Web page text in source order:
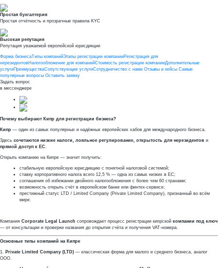
Простая бухгалтерия
Простая отчётность и прозрачные правила KYC
Высокая репутация
Репутация уважаемой европейской юрисдикции
Форма бизнесаТипы компанийЭтапы регистрации компанииРегистрация для
нерезидентовНалогообложение для компанийСтоимость регистрации компанииДополнительные
услугиПреимуществаСопутствующие услугиСотрудничество с нами Отзывы и кейсы Самые
популярные вопросы Оставить заявку
Задать вопрос
в мессенджере
Почему выбирают Кипр для регистрации бизнеса?
Кипр — один из самых популярных и надёжных европейских хабов для международного бизнеса.
Здесь сочетаются низкие налоги, лояльное регулирование, открытость для нерезидентов и
прямой доступ к ЕС
Открыть компанию на Кипре — значит получить:
стабильную европейскую юрисдикцию с понятной налоговой системой;
ставку корпоративного налога всего 12,5 % — одна из самых низких в ЕС;
соглашения об избежании двойного налогообложения с более чем 60 странами;
возможность открыть счёт в европейском банке или финтех-сервисе;
престижный статус LTD / Limited Company (Private Limited Company), признанный во всём
мире.
Компания Corporate Legal Launch сопровождает процесс регистрации кипрской компании под ключ
— от консультации и проверки названия до открытия счёта и получения VAT-номера.
Основные типы компаний на Кипре
1. Private Limited Company (LTD) — классическая форма для малого и среднего бизнеса, аналог
ООО.